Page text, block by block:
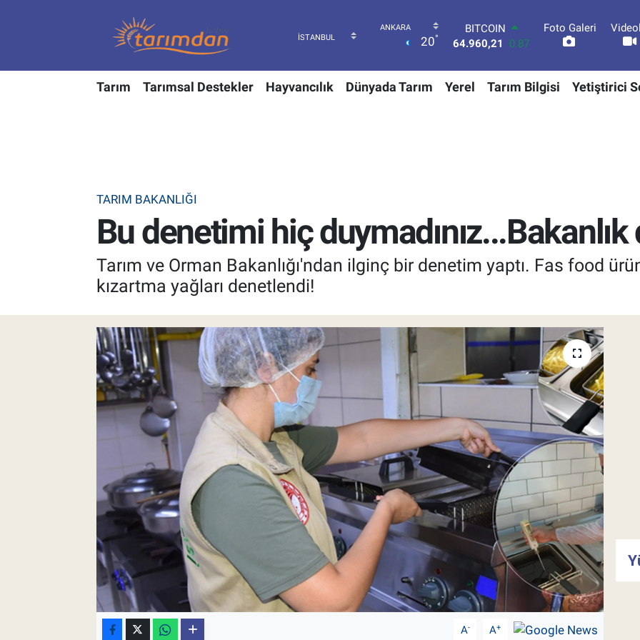
20°
DOLAR
47,7436
0.18
55,2510 0.32
STERLİN
Foto Galeri
Tarım Tarımsal Destekler Hayvancılık Dünyada Tarım Yerel Tarım Bilgisi Yetiştirici
TARIM BAKANLIĞI
Bu denetimi hiç duymadınız...Bakanlık
Tarım ve Orman Bakanlığı'ndan ilginç bir denetim yaptı. Fas food
kızartma yağları denetlendi!
A- A+
Hayvancılık
Tarımsal Destekler
Tarım Bakanlığı
Pankobirlik
Et fiyatları
Tarım Bilgisi
Dünyada Tarım
Üretici Birlikleri
Şeker ve Şekerli Mamüller
Tahıllar ve Baklagiller
Nöbetçi Eczaneler
Hava Durumu
Tüm Manşetler
Son Dakika Haberleri
Haber Arşivi